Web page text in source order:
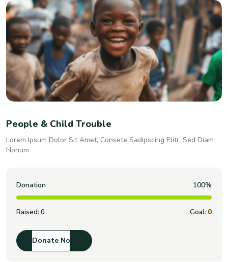
People & Child Trouble
Lorem Ipsum Dolor Sit Amet, Consete Sadipscing Elitr, Sed Diam
Nonum
Donation 100%
Raised: 0 Goal: 0
Donate Now